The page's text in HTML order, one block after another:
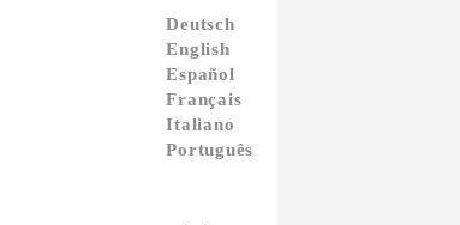
Deutsch
English
Español
Français
Italiano
Português